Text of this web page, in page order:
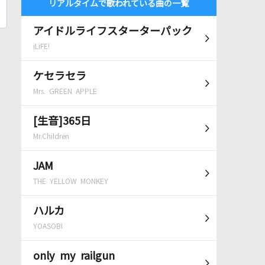
リアルタイムで歌われている曲の一覧
アイドルライフスターターパック
iLiFE!
ケセラセラ
Mrs. GREEN APPLE
[生音]365日
Mr.Children
JAM
THE YELLOW MONKEY
ハルカ
YOASOBI
only my railgun